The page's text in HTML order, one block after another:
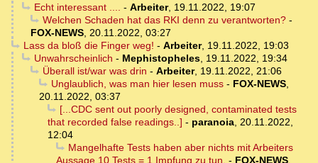
Echt interessant .... - Arbeiter, 19.11.2022, 19:07
Welchen Schaden hat das RKI denn zu verantworten?-
FOX-NEWS, 20.11.2022, 03:27
Lass da bloß die Finger weg! - Arbeiter, 19.11.2022, 19:03
Unwahrscheinlich - Mephistopheles, 19.11.2022, 19:34
Überall ist/war was drin - Arbeiter, 19.11.2022, 21:06
Unglaublich, was man hier lesen muss- FOX-NEWS,
20.11.2022, 03:37
[...CDC sent out poorly designed, contaminated tests
that recorded false readings..] - paranoia, 20.11.2022,
12:04
Mangelhafte Tests haben aber nichts mit Arbeiters
Aussage 10 Tests = 1 Impfung zu tun. - FOX-NEWS,